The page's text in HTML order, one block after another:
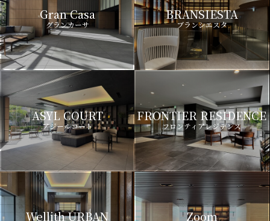
Gran Casa
グランカーサ
BRANSIESTA
ブランシエスタ
ASYL COURT
アジールコート
FRONTIER RESIDENCE
フロンティアレジデンス
Wellith URBAN Zoom